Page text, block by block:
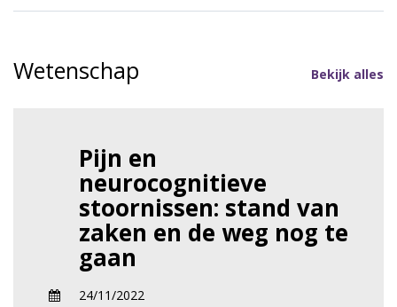
Wetenschap Bekijk alles
Pijn en
neurocognitieve
stoornissen: stand van
zaken en de weg nog te
gaan
24/11/2022